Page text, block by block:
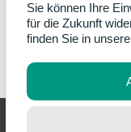
Sie können Ihre
für die Zukunft
finden Sie in